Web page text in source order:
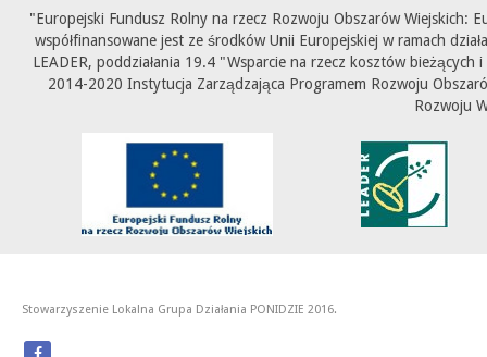
"Europejski Fundusz Rolny na rzecz Rozwoju Obszarów Wiejskich:
współfinansowane jest ze środków Unii Europejskiej w ramach
LEADER, poddziałania 19.4 "Wsparcie na rzecz kosztów
2014-2020 Instytucja Zarządzająca Programem Rozwoju
Rozwoju
Stowarzyszenie Lokalna Grupa Działania PONIDZIE 2016.